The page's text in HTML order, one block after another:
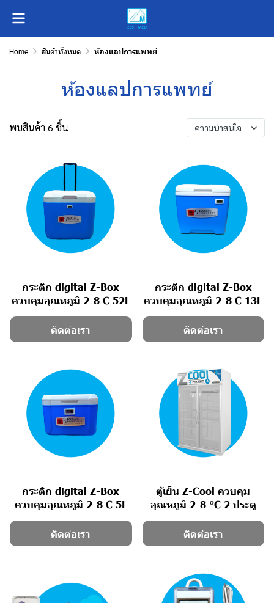
Home สินค้าทั้งหมด ห้องแลปการแพทย์
ห้องแลปการแพทย์
พบสินค้า 6 ชิ้น ความน่าสนใจ
กระติก digital Z-Box
ควบคุมอุณหภูมิ 2-8 C 52L
ติดต่อเรา
กระติก digital Z-Box
ควบคุมอุณหภูมิ 2-8 C 13L
ติดต่อเรา
กระติก digital Z-Box
ควบคุมอุณหภูมิ 2-8 C 5L
ติดต่อเรา
ตู้เย็น Z-Cool ควบคุม
อุณหภูมิ 2-8 °C 2 ประตู
ติดต่อเรา